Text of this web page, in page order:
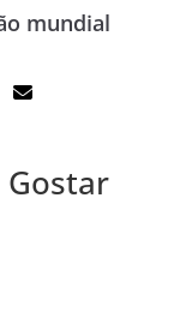
mundial
Gostar